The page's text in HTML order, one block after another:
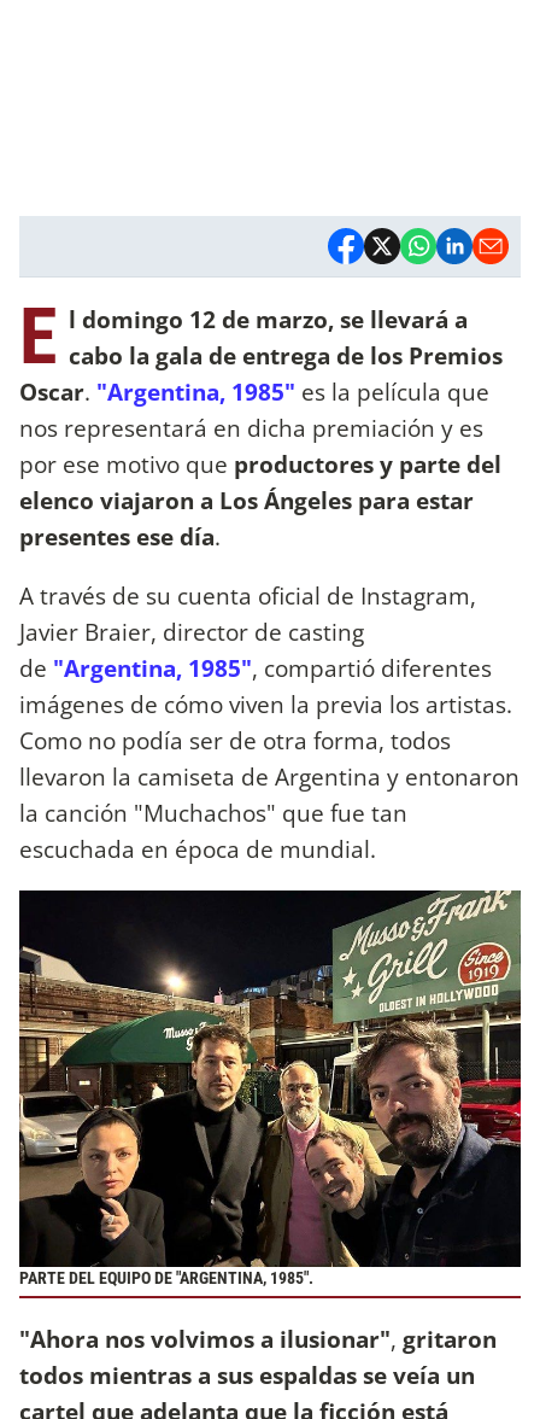
E l domingo 12 de marzo, se llevará a
cabo la gala de entrega de los Premios
Oscar. "Argentina, 1985" es la película que
nos representará en dicha premiación y es
por ese motivo que productores y parte del
elenco viajaron a Los Ángeles para estar
presentes ese día.
A través de su cuenta oficial de Instagram,
Javier Braier, director de casting
de "Argentina, 1985", compartió diferentes
imágenes de cómo viven la previa los artistas.
Como no podía ser de otra forma, todos
llevaron la camiseta de Argentina y entonaron
la canción "Muchachos" que fue tan
escuchada en época de mundial.
PARTE DEL EQUIPO DE "ARGENTINA, 1985".
"Ahora nos volvimos a ilusionar", gritaron
todos mientras a sus espaldas se veía un
cartel que adelanta que la ficción está